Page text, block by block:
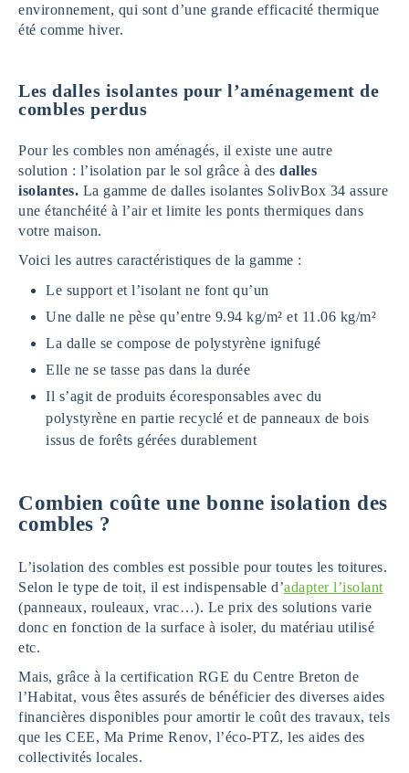
environnement, qui sont d’une grande efficacité thermique
été comme hiver.
Les dalles isolantes pour l’aménagement de
combles perdus
Pour les combles non aménagés, il existe une autre
solution : l’isolation par le sol grâce à des dalles
isolantes. La gamme de dalles isolantes SolivBox 34 assure
une étanchéité à l’air et limite les ponts thermiques dans
votre maison.
Voici les autres caractéristiques de la gamme :
Le support et l’isolant ne font qu’un
Une dalle ne pèse qu’entre 9.94 kg/m² et 11.06 kg/m²
La dalle se compose de polystyrène ignifugé
Elle ne se tasse pas dans la durée
Il s’agit de produits écoresponsables avec du
polystyrène en partie recyclé et de panneaux de bois
issus de forêts gérées durablement
Combien coûte une bonne isolation des
combles ?
L’isolation des combles est possible pour toutes les toitures.
Selon le type de toit, il est indispensable d’adapter l’isolant
(panneaux, rouleaux, vrac…). Le prix des solutions varie
donc en fonction de la surface à isoler, du matériau utilisé
etc.
Mais, grâce à la certification RGE du Centre Breton de
l’Habitat, vous êtes assurés de bénéficier des diverses aides
financières disponibles pour amortir le coût des travaux, tels
que les CEE, Ma Prime Renov, l’éco-PTZ, les aides des
collectivités locales.